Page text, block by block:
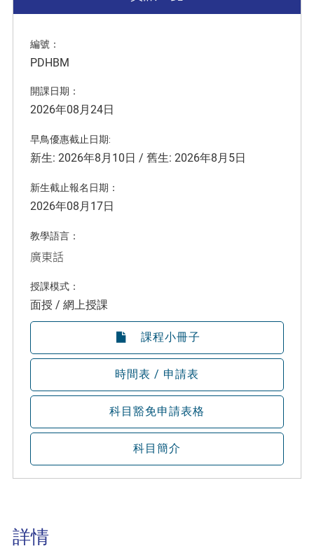
編號：
PDHBM
開課日期：
2026年08月24日
早鳥優惠截止日期:
新生: 2026年8月10日 / 舊生: 2026年8月5日
新生截止報名日期：
2026年08月17日
教學語言：
廣東話
授課模式：
面授 / 網上授課
課程小冊子
時間表 / 申請表
科目豁免申請表格
科目簡介
詳情